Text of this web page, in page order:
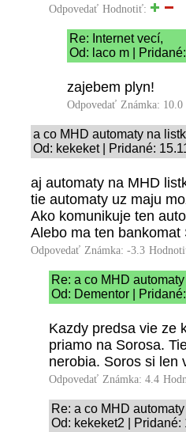
Odpovedať Hodnotiť:
Re: Internet vecí,
Od: laco m |
zajebem plyn!
Odpovedať Známka: 10.0
a co MHD automaty na
Od: kekeket | Pridané:
aj automaty na MHD
tie automaty uz maju
Ako komunikuje ten
Alebo ma ten bankomat
Odpovedať Známka: -3.3
Re: a co MHD
Od: Dementor |
Kazdy predsa vie ze
priamo na Sorosa.
nerobia. Soros si len
Odpovedať Známka: 4.4
Re: a co MHD
Od: kekeket2 | Pridané: